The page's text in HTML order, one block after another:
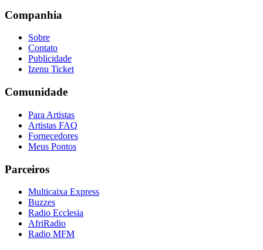
Companhia
Sobre
Contato
Publicidade
Izenu Ticket
Comunidade
Para Artistas
Artistas FAQ
Fornecedores
Meus Pontos
Parceiros
Multicaixa Express
Buzzes
Radio Ecclesia
AfriRadio
Radio MFM